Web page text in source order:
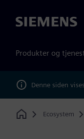
Siemens
Produkter og
Denne siden
Home
Ecosystem